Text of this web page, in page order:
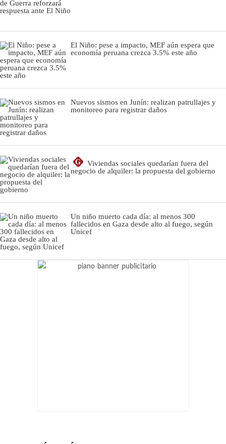
El Niño: pese a impacto, MEF aún espera que
economía peruana crezca 3.5% este año
Nuevos sismos en Junín: realizan patrullajes y
monitoreo para registrar daños
G
Viviendas sociales quedarían fuera del
negocio de alquiler: la propuesta del gobierno
Un niño muerto cada día: al menos 300
fallecidos en Gaza desde alto al fuego, según
Unicef